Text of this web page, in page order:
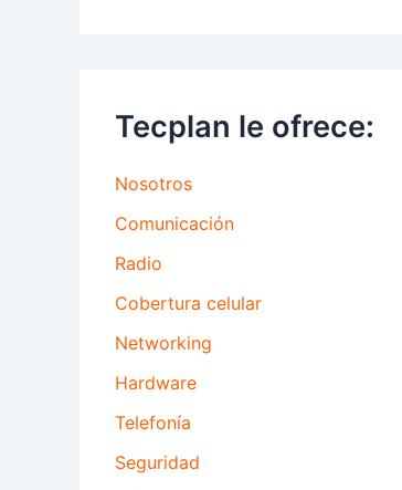
Tecplan le ofrece:
Nosotros
Comunicación
Radio
Cobertura celular
Networking
Hardware
Telefonía
Seguridad